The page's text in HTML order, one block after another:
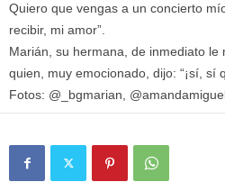
Quiero que vengas a un concierto
recibir, mi amor”.
Marián, su hermana, de inmediato le
quien, muy emocionado, dijo: “¡sí, sí
Fotos: @_bgmarian,